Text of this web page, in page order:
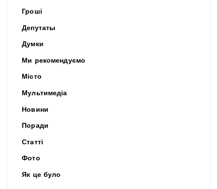
Гроші
Депутаты
Думки
Ми рекомендуємо
Місто
Мультимедіа
Новини
Поради
Статті
Фото
Як це було